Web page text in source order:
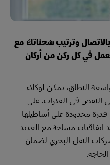
وترتيب شحناتك مع
في كل ركن من أركان
النطاق، يمكن لوكلاء
النقص في القدرات. على
محدودة على أساطيلها
مساحة مع العديد
النقل البحري لضمان